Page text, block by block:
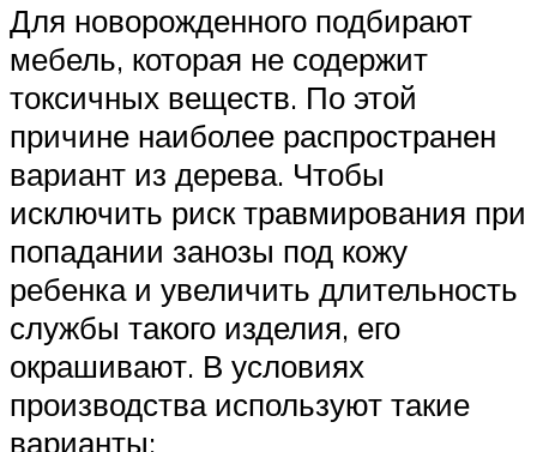
Для новорожденного подбирают
мебель, которая не содержит
токсичных веществ. По этой
причине наиболее распространен
вариант из дерева. Чтобы
исключить риск травмирования при
попадании занозы под кожу
ребенка и увеличить длительность
службы такого изделия, его
окрашивают. В условиях
производства используют такие
варианты: